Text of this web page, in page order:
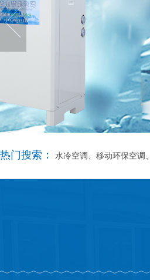
热门搜索： 水冷空调、移动环保空调